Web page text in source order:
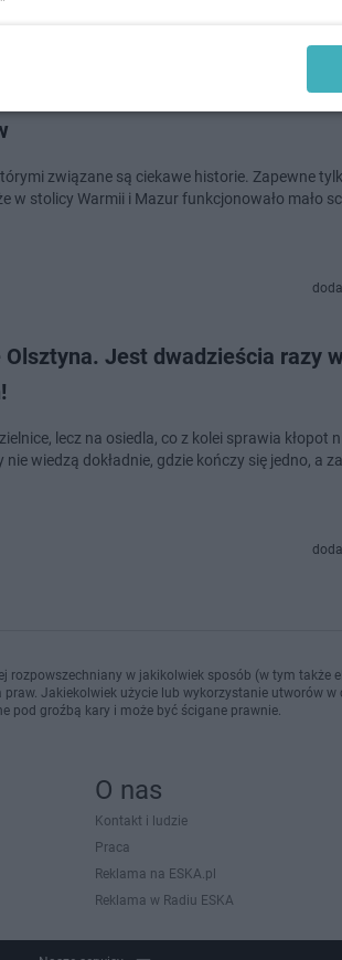
„Korea”. Osiedle baraków
związane są ciekawe historie. Zapewne
w stolicy Warmii i Mazur funkcjonowało mało
Jest dwadzieścia razy
lecz na osiedla, co z kolei sprawia kłopot
wiedzą dokładnie, gdzie kończy się jedno, a
w jakikolwiek sposób (w tym
Jakiekolwiek użycie lub wykorzystanie utworów
pod groźbą kary i może być ścigane prawnie.
O nas
Kontakt i ludzie
Praca
Reklama na ESKA.pl
Reklama w Radiu ESKA